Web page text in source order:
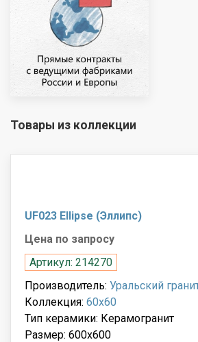
Товары из коллекции
UF023 Ellipse (Эллипс)
Цена по запросу
Артикул: 214270
Производитель: Уральский
Коллекция: 60x60
Тип керамики: Керамогранит
Размер: 600x600